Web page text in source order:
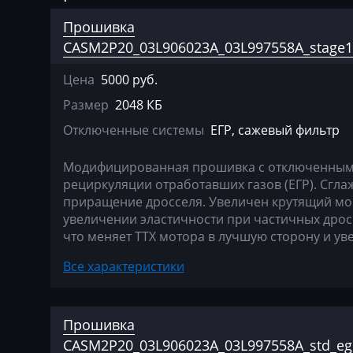
Agrifac
Albach
Alfa Romeo
Arbos
Artec
AshokLeyland
Atlas
BAIC
Bosch EDC15V-
Bosch EDC16U31
Bosch EDC16U34
Bosch EDC17C46
Bosch EDC17C54
Bosch
Прошивка
Цена 5000 руб.
Размер 2048 КБ
Отключенные системы ЕГР, сажевый фильтр
Модифицированная прошивка c
рециркуляции отработавших газов (ЕГР).
приращение дросселя. Увеличен крутящий
увеличении эластичности при частичных
что меняет ТТХ мотора в лучшую сторону и
Все характеристики
Прошивка